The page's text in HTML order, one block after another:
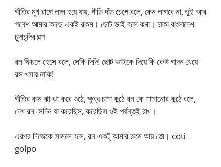
গীতির মুখ রাগে লাল হয়ে যায়, গীতি দাঁত চেপে বলে, কেন লাগবে না, তুই আর
গনেশ আমার কাছে একই রকম। ছোট ভাই বলে কথা। ঢাকা বাংলাদেশ
চুদাচুদির গল্প
রন ফিচলে হেসে বলে, সেকি দিদি! ছোট ভাইকে দিয়ে কি কেউ গাদন খেয়ে
রস খসায় নাকি!
গীতির কান ঝা ঝা করে ওঠে, ক্ষুব্ধ চাপা কন্ঠে রন কে শাসানোর কন্ঠে বলে,
দেখ রন সেদিন যা করেছিস, করেছিস ওই পর্যন্তই রাখ।
এরপর নিজেকে সামলে বলে, রন একটু আমার রুমে আয় তো। coti
golpo